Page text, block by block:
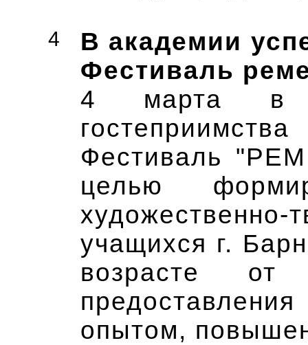
4
В академии
Фестиваль
4 марта в
Фестиваль
целью
учащихся г.
возрасте
опытом,